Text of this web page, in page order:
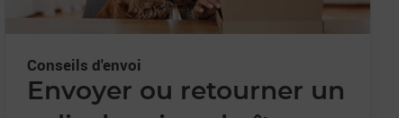
Conseils d'envoi
Envoyer ou retourner un